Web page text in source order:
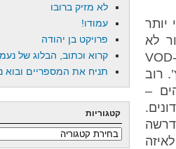
יותר
לא
תומך בסמוטריץ’, והוא יתקומם אם יקחו לו את הכדורגל ואת ה-VOD
רוב
–
לא מזיק ברובו
עמודו!
פרויקט בן יהודה
קרוא וכתוב, הבלוג של
תניח את המספריים ובוא
קטגוריות
קטגוריות